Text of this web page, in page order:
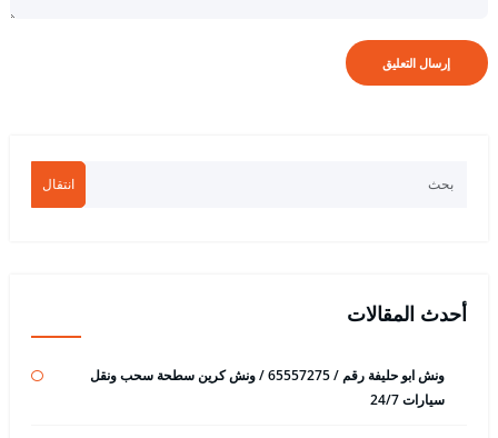
انتقال
أحدث المقالات
ونش ابو حليفة رقم / 65557275 / ونش كرين سطحة سحب ونقل
سيارات 24/7